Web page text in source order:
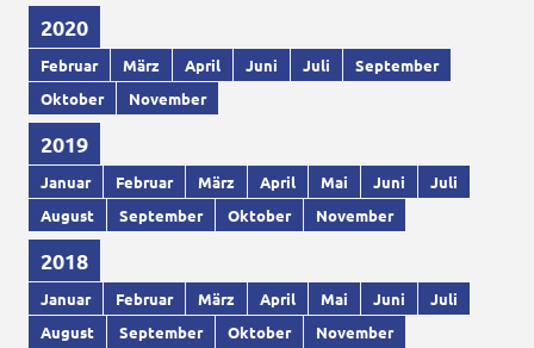
2020
Februar März April Juni Juli
September
Oktober
November
2019
Januar Februar März April Mai Juni
Juli
August
September Oktober November
2018
Januar Februar März April Mai Juni
Juli
August
September Oktober
November